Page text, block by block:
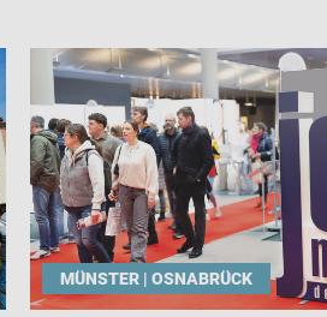
MÜNSTER | OSNABRÜCK